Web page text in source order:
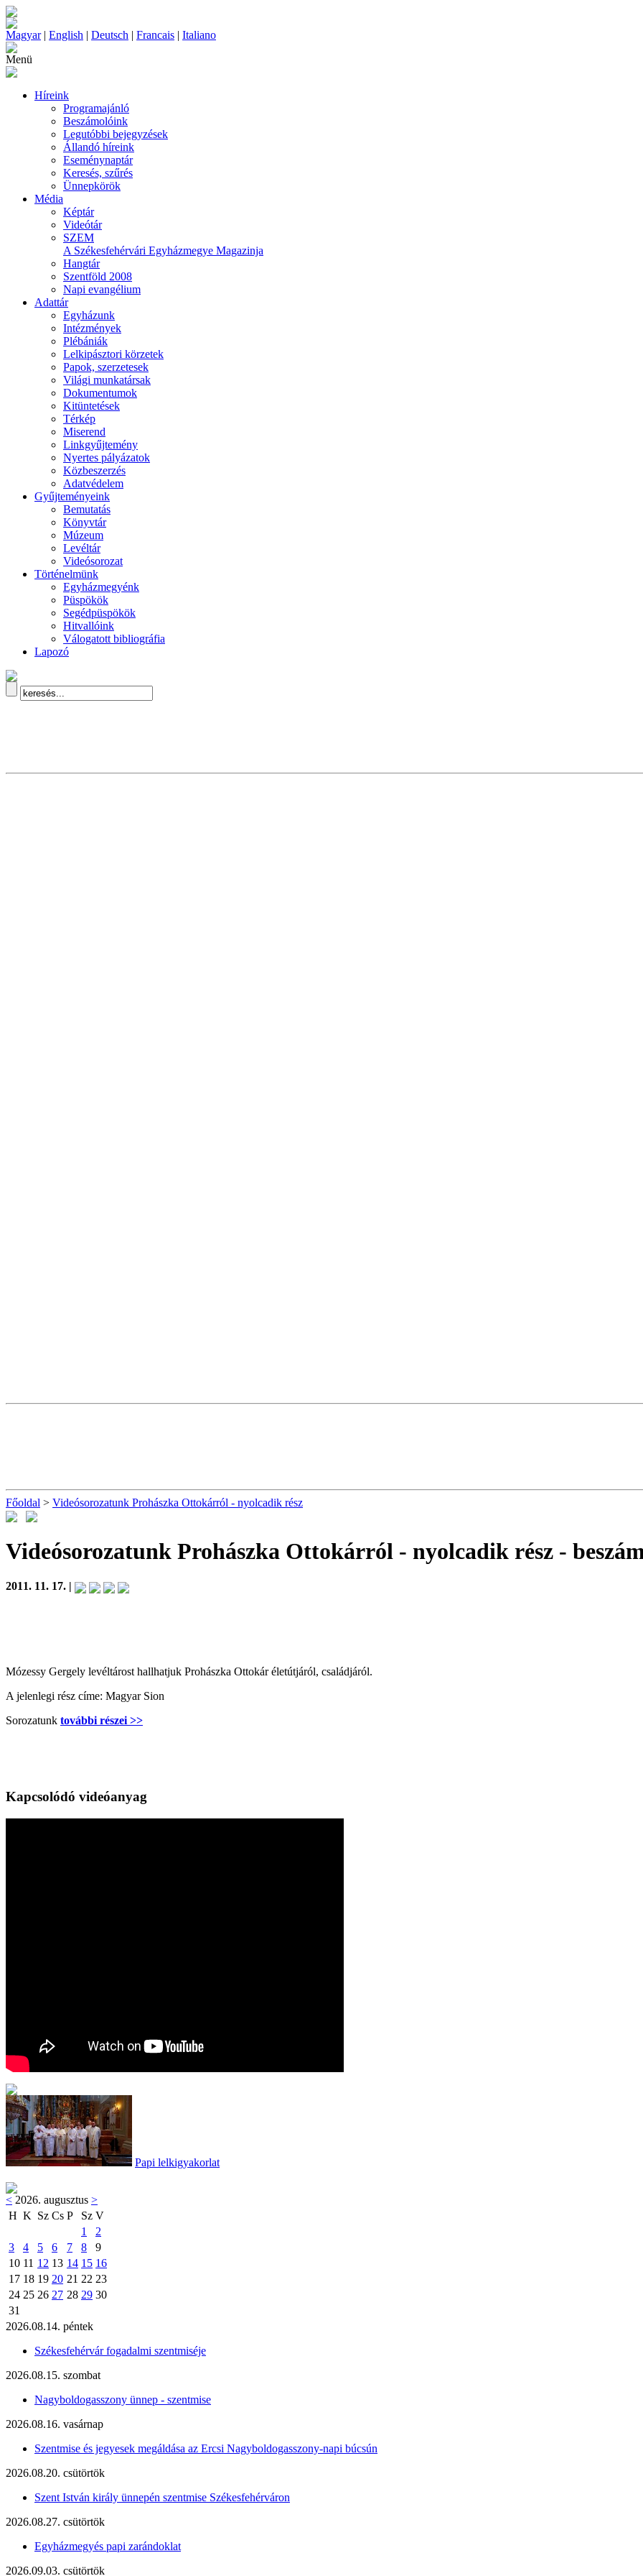
Magyar| English | Deutsch | Francais | Italiano
Menü
Híreink
Programajánló
Beszámolóink
Legutóbbi bejegyzések
Állandó híreink
Eseménynaptár
Keresés, szűrés
Ünnepkörök
Média
Képtár
Videótár
SZEM
A Székesfehérvári Egyházmegye Magazinja
Hangtár
Szentföld 2008
Napi evangélium
Adattár
Egyházunk
Intézmények
Plébániák
Lelkipásztori körzetek
Papok, szerzetesek
Világi munkatársak
Dokumentumok
Kitüntetések
Térkép
Miserend
Linkgyűjtemény
Nyertes pályázatok
Közbeszerzés
Adatvédelem
Gyűjteményeink
Bemutatás
Könyvtár
Múzeum
Levéltár
Videósorozat
Történelmünk
Egyházmegyénk
Püspökök
Segédpüspökök
Hitvallóink
Válogatott bibliográfia
Lapozó
Főoldal > Videósorozatunk Prohászka Ottokárról - nyolcadik rész
Videósorozatunk Prohászka Ottokárról - nyolcadik rész -
2011. 11. 17. |
Mózessy Gergely levéltárost hallhatjuk Prohászka Ottokár életútjáról, családjáról.
A jelenlegi rész címe: Magyar Sion
Sorozatunk további részei >>
Kapcsolódó videóanyag
Papi lelkigyakorlat
< 2026. augusztus >
H K Sz Cs P Sz V
1
2
3
4 5 6 7 8
9
10 11 12 13 14 15 16
17 18 19 20 21 22 23
24 25 26 27 28 29 30
31
2026.08.14. péntek
Székesfehérvár fogadalmi szentmiséje
2026.08.15. szombat
Nagyboldogasszony ünnep - szentmise
2026.08.16. vasárnap
Szentmise és jegyesek megáldása az Ercsi Nagyboldogasszony-napi búcsún
2026.08.20. csütörtök
Szent István király ünnepén szentmise Székesfehérváron
2026.08.27. csütörtök
Egyházmegyés papi zarándoklat
2026.09.03. csütörtök